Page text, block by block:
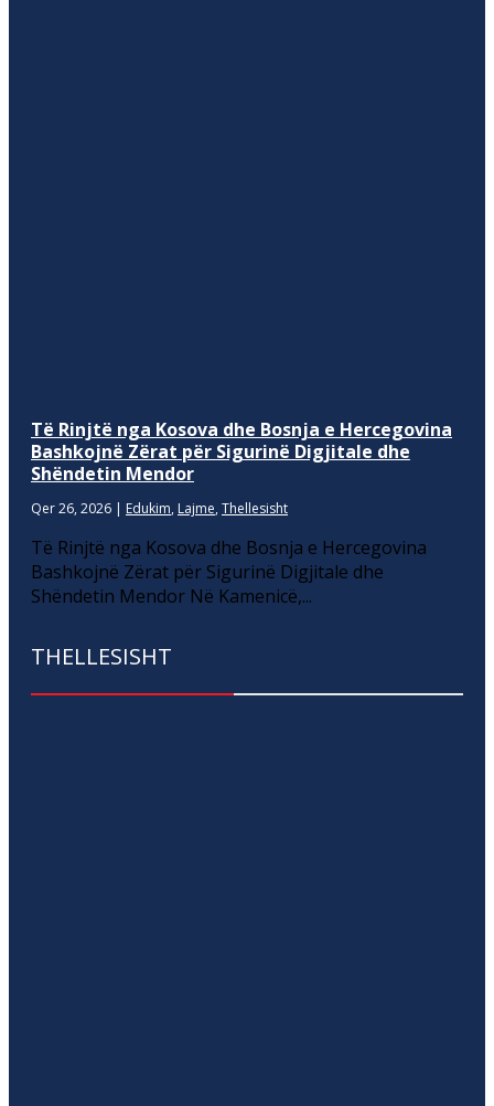
Të Rinjtë nga Kosova dhe Bosnja e Hercegovina
Bashkojnë Zërat për Sigurinë Digjitale dhe
Shëndetin Mendor
Qer 26, 2026 | Edukim, Lajme, Thellesisht
Të Rinjtë nga Kosova dhe Bosnja e Hercegovina
Bashkojnë Zërat për Sigurinë Digjitale dhe
Shëndetin Mendor Në Kamenicë,...
THELLESISHT